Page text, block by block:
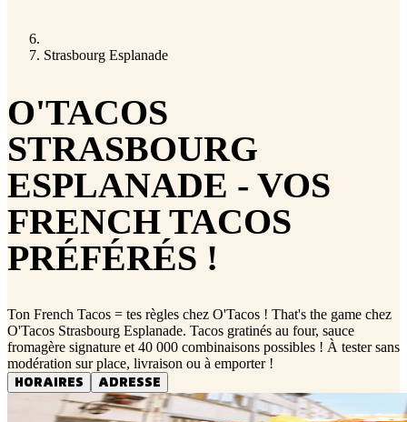
Strasbourg Esplanade
O'TACOS
STRASBOURG
ESPLANADE - VOS
FRENCH TACOS
PRÉFÉRÉS !
Ton French Tacos = tes règles chez O'Tacos ! That's the game chez
O'Tacos Strasbourg Esplanade. Tacos gratinés au four, sauce
fromagère signature et 40 000 combinaisons possibles ! À tester sans
modération sur place, livraison ou à emporter !
HORAIRES
ADRESSE